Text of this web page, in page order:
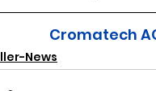
Cromatech
News